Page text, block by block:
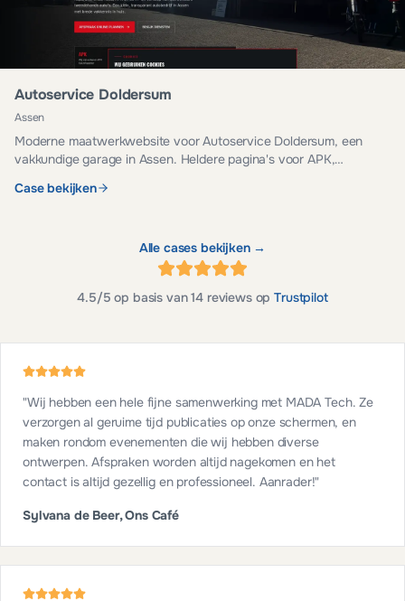
Autoservice Doldersum
Assen
Moderne maatwerkwebsite voor Autoservice Doldersum, een
vakkundige garage in Assen. Heldere pagina's voor APK,
Case bekijken
Alle cases bekijken →
4.5/5 op basis van14 reviews op Trustpilot
"Wij hebben een hele fijne samenwerking met MADA Tech. Ze
verzorgen al geruime tijd publicaties op onze schermen, en
maken rondom evenementen die wij hebben diverse
ontwerpen. Afspraken worden altijd nagekomen en het
contact is altijd gezellig en professioneel. Aanrader!"
Sylvana de Beer, Ons Café